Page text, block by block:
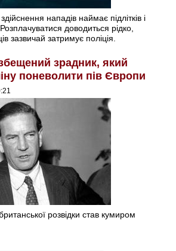
нападів наймає підлітків і
Розплачуватися доводиться рідко,
зазвичай затримує поліція.
зрадник, який
поневолити пів Європи
розвідки став кумиром